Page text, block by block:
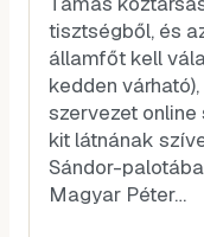
tisztségből, és
államfőt kell
kedden
szervezet
kit látnának
Sándor-
Magyar Péter…